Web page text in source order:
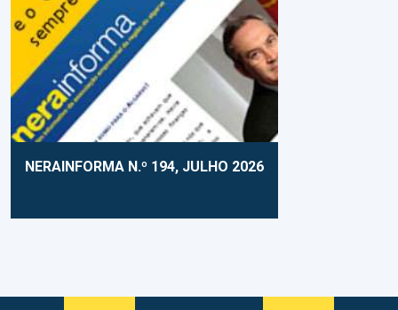
NERAINFORMA N.º 194, JULHO 2026